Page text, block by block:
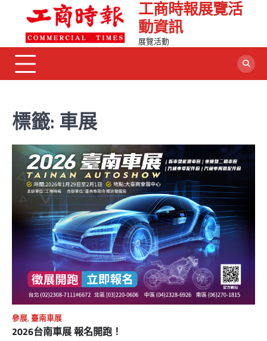
content
工商時報展覽活
動資訊
展覽活動
標籤: 車展
參展, 臺南車展
2026台南車展 報名開跑！